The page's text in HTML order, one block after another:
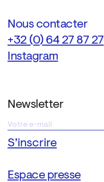
Nous contacter
+32 (0) 64 27 87 27
Instagram
Newsletter
Espace presse